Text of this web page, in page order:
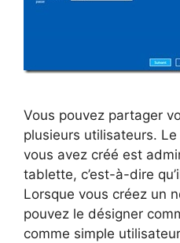
Vous pouvez partager
plusieurs utilisateurs.
vous avez créé est
tablette, c’est-à-dire
Lorsque vous créez un
pouvez le désigner
comme simple